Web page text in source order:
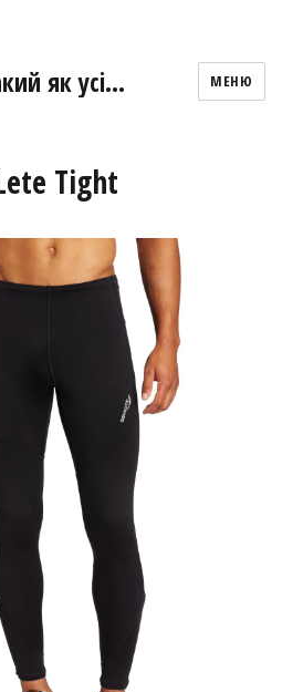
як усі… МЕНЮ
Tight